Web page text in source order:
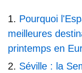
Pourquoi
meilleures
printemps en
Séville : la